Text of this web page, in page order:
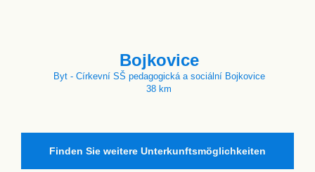
Bojkovice
Byt - Církevní SŠ pedagogická a sociální Bojkovice
38 km
Finden Sie weitere Unterkunftsmöglichkeiten